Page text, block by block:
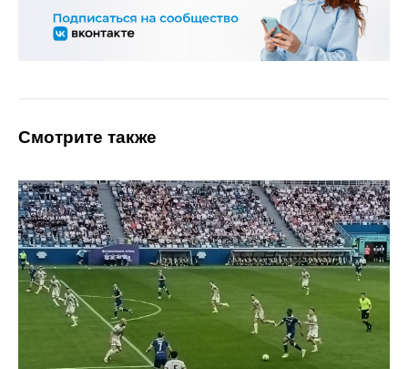
Смотрите также